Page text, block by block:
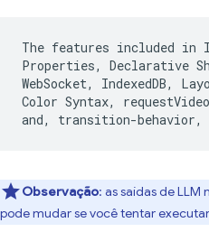
The features included in
Properties, Declarative
WebSocket, IndexedDB,
Color Syntax,
Observação: as saídas de LLM
pode mudar se você tentar